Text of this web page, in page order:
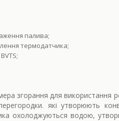
палива;
термодатчика;
згорання для використання
які утворюють
охолоджуються водою,